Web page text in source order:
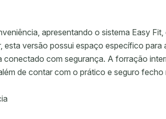
apresentando o sistema Easy
versão possui espaço específico para
com segurança. A forração
de contar com o prático e seguro fecho